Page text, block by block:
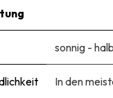
sonnig -
In den